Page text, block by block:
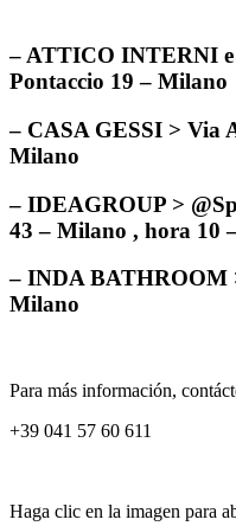
– ATTICO INTERNI
Pontaccio 19 – Milano
– CASA GESSI > Via
Milano
– IDEAGROUP >
43 – Milano , hora 10
– INDA BATHROOM
Milano
Para más información,
+39 041 57 60 611
Haga clic en la imagen para